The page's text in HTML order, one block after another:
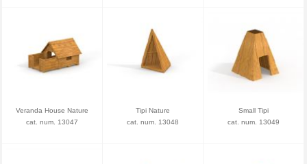
Veranda House Nature
cat. num. 13047
Tipi Nature
cat. num. 13048
Small Tipi
cat. num. 13049